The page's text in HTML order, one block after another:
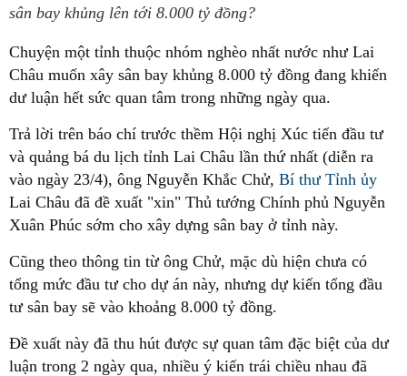
sân bay khủng lên tới 8.000 tỷ đồng?
Chuyện một tỉnh thuộc nhóm nghèo nhất nước như Lai
Châu muốn xây sân bay khủng 8.000 tỷ đồng đang khiến
dư luận hết sức quan tâm trong những ngày qua.
Trả lời trên báo chí trước thềm Hội nghị Xúc tiến đầu tư
và quảng bá du lịch tỉnh Lai Châu lần thứ nhất (diễn ra
vào ngày 23/4), ông Nguyễn Khắc Chử, Bí thư Tỉnh ủy
Lai Châu đã đề xuất "xin" Thủ tướng Chính phủ Nguyễn
Xuân Phúc sớm cho xây dựng sân bay ở tỉnh này.
Cũng theo thông tin từ ông Chử, mặc dù hiện chưa có
tổng mức đầu tư cho dự án này, nhưng dự kiến tổng đầu
tư sân bay sẽ vào khoảng 8.000 tỷ đồng.
Đề xuất này đã thu hút được sự quan tâm đặc biệt của dư
luận trong 2 ngày qua, nhiều ý kiến trái chiều nhau đã